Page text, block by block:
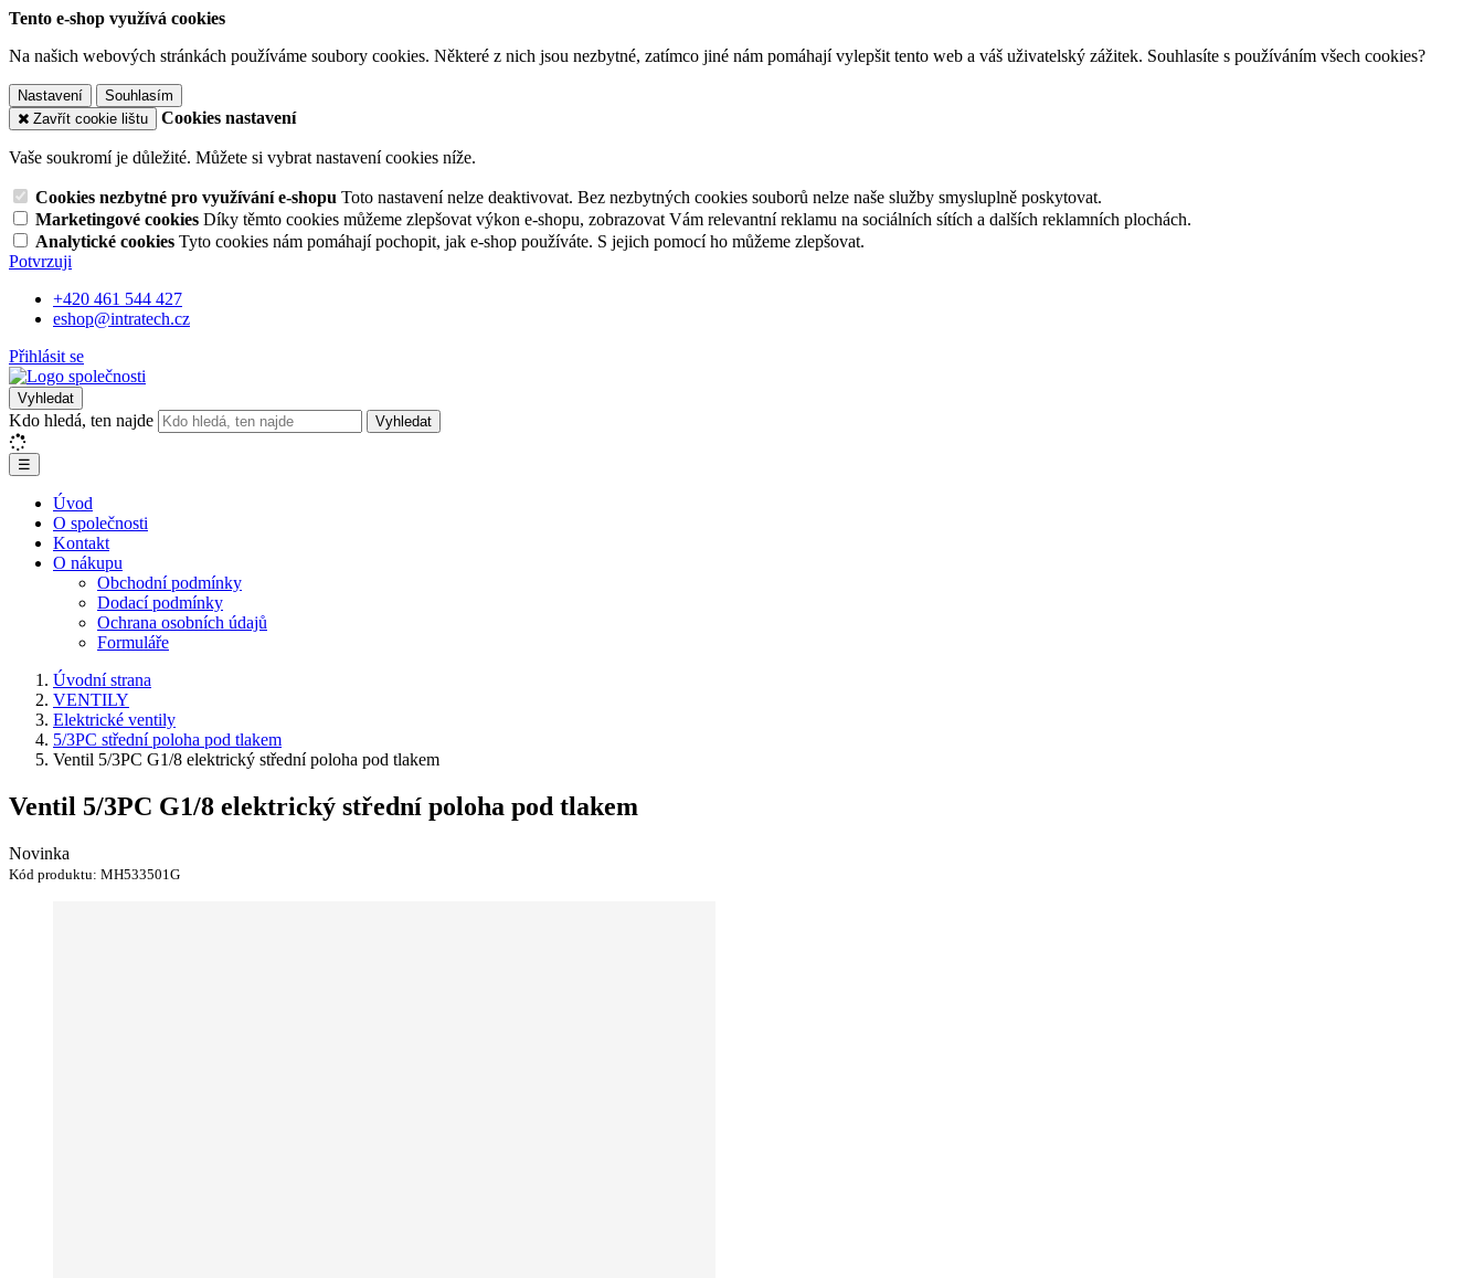
Tento e-shop využívá cookies
Na našich webových stránkách používáme soubory cookies. Některé z nich jsou nezbytné, zatímco jiné nám pomáhají vylepšit tento web a váš uživatelský zážitek. Souhlasíte s používáním všech cookies?
Nastavení
Souhlasím
Zavřít cookie lištu
Cookies nastavení
Vaše soukromí je důležité. Můžete si vybrat nastavení cookies níže.
Cookies nezbytné pro využívání e-shopu Toto nastavení nelze deaktivovat. Bez nezbytných cookies souborů nelze naše služby smysluplně poskytovat.
Marketingové cookies Díky těmto cookies můžeme zlepšovat výkon e-shopu, zobrazovat Vám relevantní reklamu na sociálních sítích a dalších reklamních plochách.
Analytické cookies Tyto cookies nám pomáhají pochopit, jak e-shop používáte. S jejich pomocí ho můžeme zlepšovat.
Potvrzuji
+420 461 544 427
eshop@intratech.cz
Přihlásit se
Vyhledat
Kdo hledá, ten najde Vyhledat
☰
Úvod
O společnosti
Kontakt
O nákupu
Obchodní podmínky
Dodací podmínky
Ochrana osobních údajů
Formuláře
Úvodní strana
VENTILY
Elektrické ventily
5/3PC střední poloha pod tlakem
Ventil 5/3PC G1/8 elektrický střední poloha pod tlakem
Ventil 5/3PC G1/8 elektrický střední poloha pod tlakem
Novinka
Kód produktu: MH533501G